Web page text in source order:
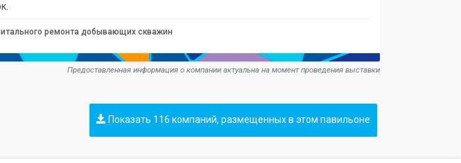
ремонта добывающих скважин
Предоставленная информация о компании актуальна на момент проведения выставки
Показать 116 компаний, размещенных в этом павильоне